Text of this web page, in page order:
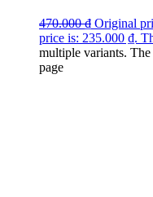
470.000₫ Original
price is: 235.000 ₫.
multiple variants.
page